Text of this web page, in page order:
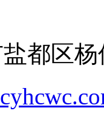
都区